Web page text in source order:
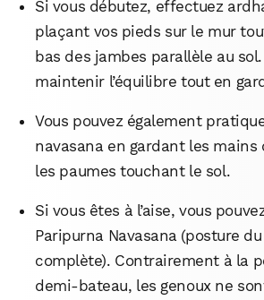
Si vous débutez, effectuez
plaçant vos pieds sur le mur
bas des jambes parallèle au
maintenir l’équilibre tout en
Vous pouvez également
navasana en gardant les mains
les paumes touchant le sol.
Si vous êtes à l’aise, vous
Paripurna Navasana (posture
complète). Contrairement à la
demi-bateau, les genoux ne